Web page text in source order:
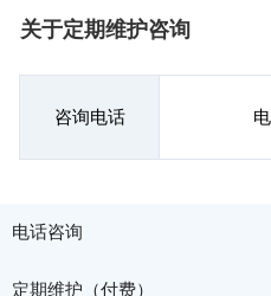
关于定期维护咨询
咨询电话
电话咨询
定期维护（付费）